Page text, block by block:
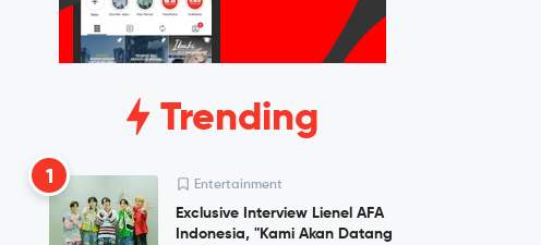
Trending
1 Entertainment
Exclusive Interview Lienel AFA
Indonesia, "Kami Akan Datang